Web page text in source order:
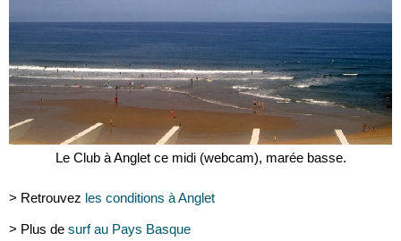
Le Club à Anglet ce midi (webcam), marée basse.
> Retrouvez les conditions à Anglet
> Plus de surf au Pays Basque